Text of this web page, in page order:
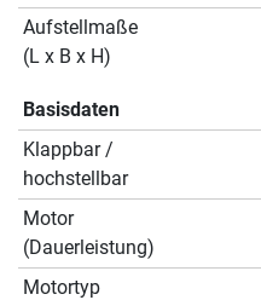
Aufstellmaße
(L x B x H)
Basisdaten
Klappbar /
hochstellbar
Motor
(Dauerleistung)
Motortyp